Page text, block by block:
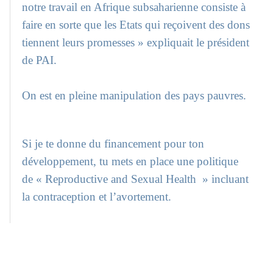
notre travail en Afrique subsaharienne consiste à
faire en sorte que les Etats qui reçoivent des dons
tiennent leurs promesses » expliquait le président
de PAI.
On est en pleine manipulation des pays pauvres.
Si je te donne du financement pour ton
développement, tu mets en place une politique
de « Reproductive and Sexual Health » incluant
la contraception et l’avortement.